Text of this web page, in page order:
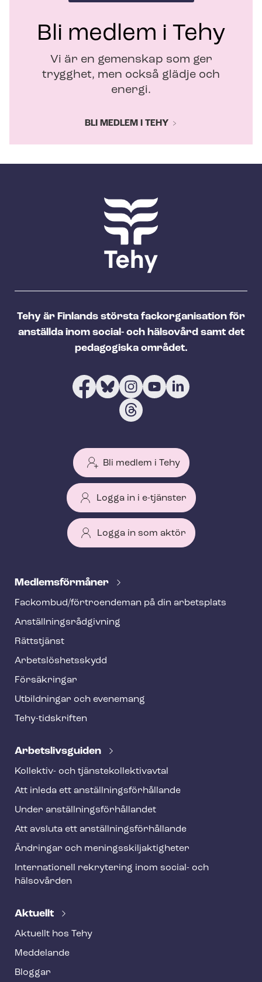
Bli medlem i Tehy
Vi är en gemenskap som ger
trygghet, men också glädje och
energi.
BLI MEDLEM I TEHY
Tehy är Finlands största fackorganisation för
anställda inom social- och hälsovård samt det
pedagogiska området.
Bli medlem i Tehy
Logga in i e-tjänster
Logga in som aktör
e
f
o
o
t
e
Med­lems­för­må­ner
Fackombud/förtroendeman på din arbetsplats
An­ställ­nings­råd­giv­ning
Rättstjänst
Ar­bets­lös­hets­skydd
Försäkringar
Utbildningar och evenemang
Tehy-​tidskriften
Ar­bets­livs­gui­den
Kollektiv- och tjäns­te­kol­lek­tivav­tal
Att inleda ett an­ställ­nings­för­hål­lan­de
Under an­ställ­nings­för­hål­lan­det
Att avsluta ett an­ställ­nings­för­hål­lan­de
Ändringar och me­nings­skilj­ak­tig­he­ter
Internationell rekrytering inom social- och
hälsovården
Aktuellt
Aktuellt hos Tehy
Meddelande
Bloggar